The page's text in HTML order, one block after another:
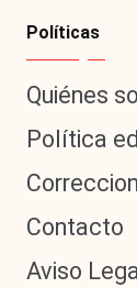
Políticas
Quiénes
Política
Contacto
Aviso